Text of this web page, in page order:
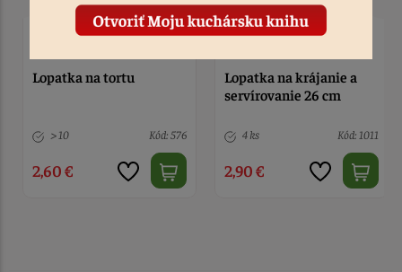
Lopatka na tortu
> 10 Kód: 576
2,60 €
Lopatka na krájanie a
servírovanie 26 cm
4 ks Kód: 1011
2,90 €